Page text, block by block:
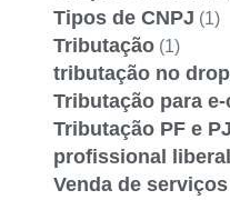
Tipos de CNPJ (1)
Tributação(1)
tributação no
Tributação para
Tributação PF e
profissional liberal
Venda de serviços